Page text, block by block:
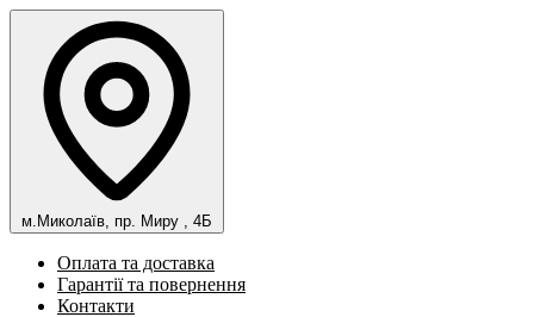
м.Миколаїв, пр. Миру , 4Б
Оплата та доставка
Гарантії та повернення
Контакти